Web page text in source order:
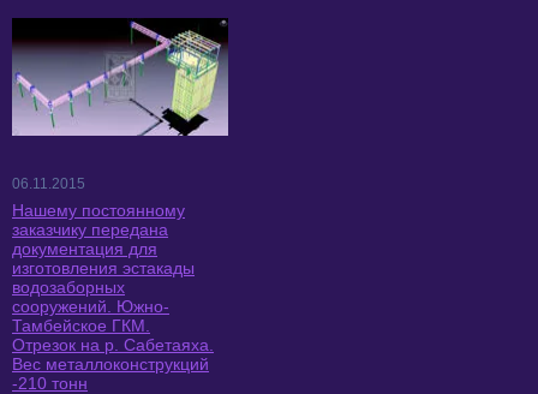
06.11.2015
Нашему постоянному
заказчику передана
документация для
изготовления эстакады
водозаборных
сооружений. Южно-
Тамбейское ГКМ.
Отрезок на р. Сабетаяха.
Вес металлоконструкций
-210 тонн